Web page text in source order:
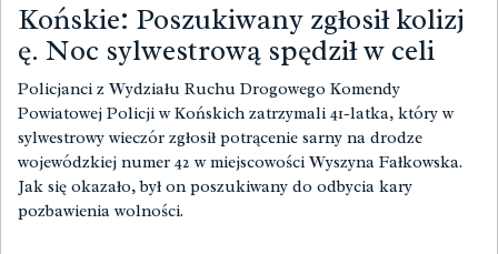
Końskie: Poszukiwany zgłosił kolizj
ę. Noc sylwestrową spędził w celi
Policjanci z Wydziału Ruchu Drogowego Komendy
Powiatowej Policji w Końskich zatrzymali 41-latka, który w
sylwestrowy wieczór zgłosił potrącenie sarny na drodze
wojewódzkiej numer 42 w miejscowości Wyszyna Fałkowska.
Jak się okazało, był on poszukiwany do odbycia kary
pozbawienia wolności.